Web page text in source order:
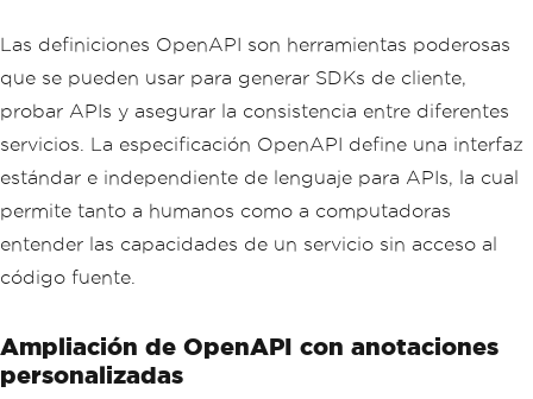
Las definiciones OpenAPI son herramientas poderosas
que se pueden usar para generar SDKs de cliente,
probar APIs y asegurar la consistencia entre diferentes
servicios. La especificación OpenAPI define una interfaz
estándar e independiente de lenguaje para APIs, la cual
permite tanto a humanos como a computadoras
entender las capacidades de un servicio sin acceso al
código fuente.
Ampliación de OpenAPI con anotaciones
personalizadas